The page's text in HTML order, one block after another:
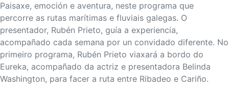
Paisaxe, emoción e aventura, neste programa que
percorre as rutas marítimas e fluviais galegas. O
presentador, Rubén Prieto, guía a experiencia,
acompañado cada semana por un convidado diferente. No
primeiro programa, Rubén Prieto viaxará a bordo do
Eureka, acompañado da actriz e presentadora Belinda
Washington, para facer a ruta entre Ribadeo e Cariño.